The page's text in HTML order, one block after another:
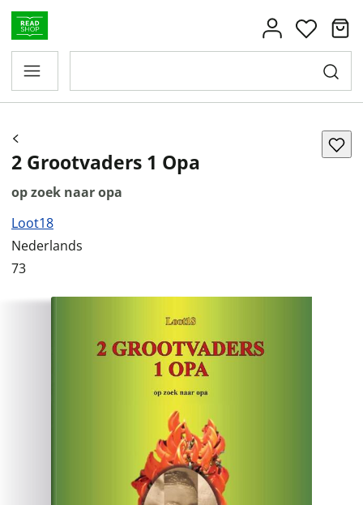
2 Grootvaders 1 Opa
op zoek naar opa
Loot18
Nederlands
73